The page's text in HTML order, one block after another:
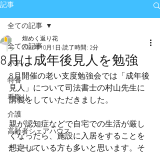
記事
全ての記事
小平
特養
看取り
介護
高齢者シェアハウス
ティール
全ての記事
8月は成年後見人を勉強
煌めく返り花
2022年10月1日 読了時間: 2分
8月開催の老い支度勉強会では「成年後
見人」について司法書士の村山先生に
講義をしていただきました。
親が認知症などで自宅での生活が厳し
くなったら、施設に入居をすることを
想定している方も多いと思います。そ